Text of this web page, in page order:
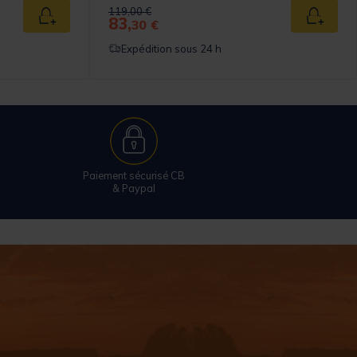
Ajouter au panier
Price reduced from
119,00 €to
83,30 € Ajouter
Expédition sous 24 h
Paiement sécurisé CB
& Paypal